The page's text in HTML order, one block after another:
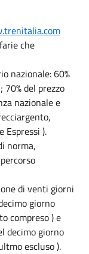
che
nazionale: 60%
del prezzo
nazionale e
Espressi ).
norma,
di venti giorni
giorno
compreso ) e
decimo giorno
escluso ).